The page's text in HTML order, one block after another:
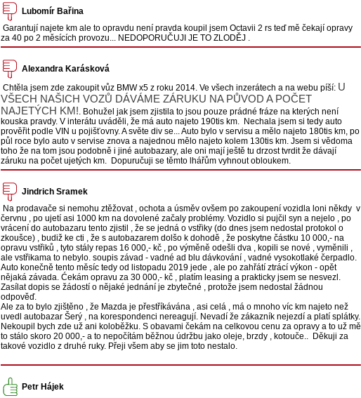
Lubomír Bařina
Garantují najete km ale to opravdu není pravda koupil jsem Octavii 2 rs teď mě čekají opravy
za 40 po 2 měsících provozu... NEDOPORUČUJI JE TO ZLODĚJ .
Alexandra Karásková
Chtěla jsem zde zakoupit vůz BMW x5 z roku 2014. Ve všech inzerátech a na webu píší: U
VŠECH NAŠICH VOZŮ DÁVÁME ZÁRUKU NA PŮVOD A POČET
NAJETÝCH KM!. Bohužel jak jsem zjistila to jsou pouze prádné fráze na kterých není
kouska pravdy. V interátu uváděli, že má auto najeto 190tis km. Nechala jsem si tedy auto
prověřit podle VIN u pojišťovny. A světe div se... Auto bylo v servisu a mělo najeto 180tis km, po
půl roce bylo auto v servise znova a najednou mělo najeto kolem 130tis km. Jsem si vědoma
toho že na tom jsou podobně i jiné autobazary, ale oni mají ještě tu drzost tvrdit že dávají
záruku na počet ujetých km. Dopuručuji se těmto lhářům vyhnout obloukem.
Jindrich Sramek
Na prodavače si nemohu ztěžovat , ochota a úsměv ovšem po zakoupení vozidla loni někdy v
červnu , po ujetí asi 1000 km na dovolené začaly problémy. Vozidlo si pujčil syn a nejelo , po
vrácení do autobazaru tento zjistil , že se jedná o vstřiky (do dnes jsem nedostal protokol o
zkoušce) , budiž ke cti , že s autobazarem dolšo k dohodě , že poskytne částku 10 000,- na
opravu vstřiků , tyto stály repas 16 000,- kč , po výměně odešli dva , kopili se nové , vyměnili ,
ale vstřikama to nebylo. soupis závad - vadné ad blu dávkování , vadné vysokotlaké čerpadlo.
Auto konečně tento měsíc tedy od listopadu 2019 jede , ale po zahřátí ztrácí výkon - opět
nějaká závada. Ćekám opravu za 30 000,- kč , platím leasing a prakticky jsem se nesvezl.
Zasílat dopis se žádostí o nějaké jednání je zbytečné , protože jsem nedostal žádnou
odpověď.
Ale za to bylo zjištěno , že Mazda je přestříkávána , asi celá , má o mnoho víc km najeto než
uvedl autobazar Šerý , na korespondenci nereagují. Nevadí že zákazník nejezdí a platí splátky.
Nekoupil bych zde už ani koloběžku. S obavami čekám na celkovou cenu za opravy a to už mě
to stálo skoro 20 000,- a to nepočítám běžnou údržbu jako oleje, brzdy , kotouče.. Děkuji za
takové vozidlo z druhé ruky. Přeji všem aby se jim toto nestalo.
Petr Hájek